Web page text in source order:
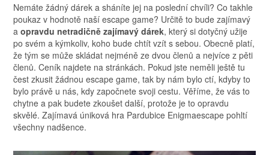
Nemáte žádný dárek a sháníte jej na poslední chvíli? Co takhle
poukaz v hodnotě naší escape game? Určitě to bude zajímavý
aopravdu netradičně zajímavý dárek, který si dotyčný užije
po svém a kýmkoliv, koho bude chtít vzít s sebou. Obecně platí,
že tým se může skládat nejméně ze dvou členů a nejvíce z pěti
členů. Ceník najdete na stránkách. Pokud jste neměli ještě tu
čest zkusit žádnou escape game, tak by nám bylo ctí, kdyby to
bylo právě u nás, kdy započnete svoji cestu. Věříme, že vás to
chytne a pak budete zkoušet další, protože je to opravdu
skvělé. Zajímavá úniková hra Pardubice Enigmaescape pohltí
všechny nadšence.